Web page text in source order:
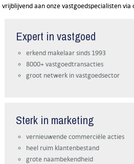
vrijblijvend aan onze vastgoedspecialisten via
Expert in vastgoed
erkend makelaar sinds 1993
8000+ vastgoedtransacties
groot netwerk in vastgoedsector
Sterk in marketing
vernieuwende commerciële acties
heel ruim klantenbestand
grote naambekendheid